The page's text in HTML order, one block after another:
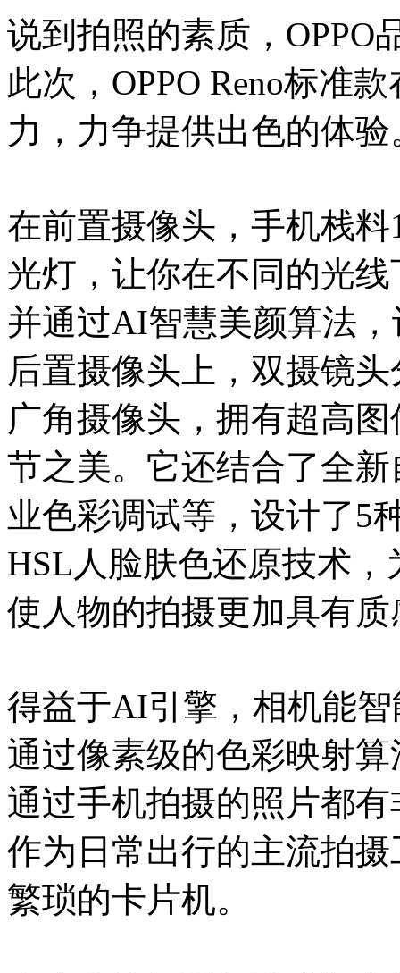
说到拍照的素质，OPPO
此次，OPPO Reno标准
力，力争提供出色的体验
在前置摄像头，手机栈
光灯，让你在不同的光
并通过AI智慧美颜算法
后置摄像头上，双摄镜
广角摄像头，拥有超高
节之美。它还结合了全
业色彩调试等，设计了5
HSL人脸肤色还原技术
使人物的拍摄更加具有质
得益于AI引擎，相机能
通过像素级的色彩映射
通过手机拍摄的照片都
作为日常出行的主流拍
繁琐的卡片机。